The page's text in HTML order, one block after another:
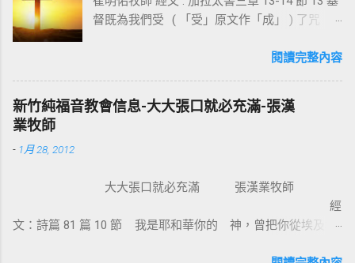
督既為我們受 ( 「受」原文作「成」 ) 了咒
著：「凡掛在木頭上都是被咒詛的。」 14 這
人，使我們因信得著所應許的聖靈。 基督教
信仰的核心是十字架，不管我們的知識理念如
穌基督並祂釘十字架，我不傳別的。今天我們
所需要的，就是耶穌基督並祂釘十字架。保羅
說耶穌基督就是神的智慧、神的能力，我們是
閱讀完整內容
新竹純福音教會信息-大大張口就必充滿-張漢
業牧師
- 1月 28, 2012
大大張口就必充滿 張漢業牧師
經
文：詩篇 81 篇 10 節 我是耶和華你的 神，曾把你從埃及地